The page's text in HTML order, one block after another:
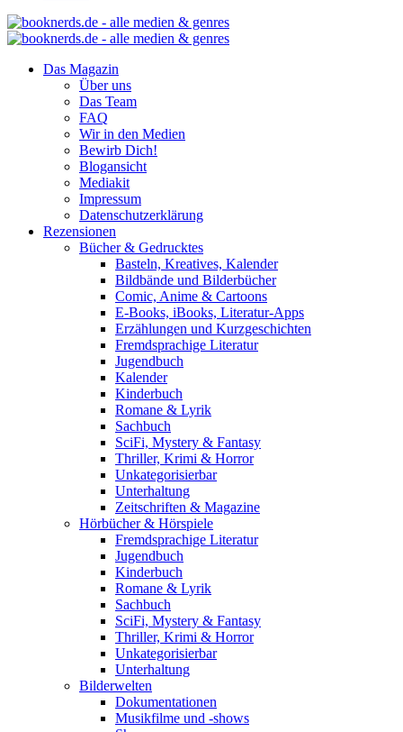
Das Magazin
Über uns
Das Team
FAQ
Wir in den Medien
Bewirb Dich!
Blogansicht
Mediakit
Impressum
Datenschutzerklärung
Rezensionen
Bücher & Gedrucktes
Basteln, Kreatives, Kalender
Bildbände und Bilderbücher
Comic, Anime & Cartoons
E-Books, iBooks, Literatur-Apps
Erzählungen und Kurzgeschichten
Fremdsprachige Literatur
Jugendbuch
Kalender
Kinderbuch
Romane & Lyrik
Sachbuch
SciFi, Mystery & Fantasy
Thriller, Krimi & Horror
Unkategorisierbar
Unterhaltung
Zeitschriften & Magazine
Hörbücher & Hörspiele
Fremdsprachige Literatur
Jugendbuch
Kinderbuch
Romane & Lyrik
Sachbuch
SciFi, Mystery & Fantasy
Thriller, Krimi & Horror
Unkategorisierbar
Unterhaltung
Bilderwelten
Dokumentationen
Musikfilme und -shows